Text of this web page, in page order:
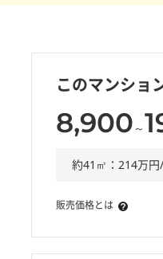
このマンショ
8,900 ～
約41㎡：214万
販売価格とは